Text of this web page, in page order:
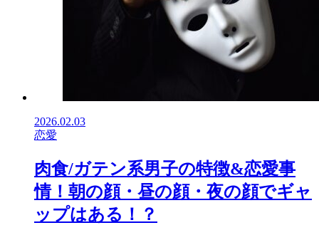
2026.02.03
恋愛
肉食/ガテン系男子の特徴&恋愛事
情！朝の顔・昼の顔・夜の顔でギャ
ップはある！？